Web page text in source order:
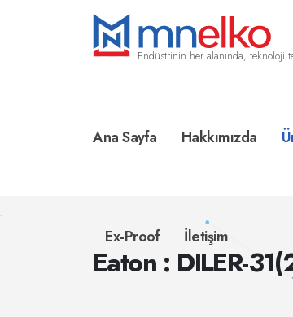
Endüstrinin her alanında, teknoloji
Ana Sayfa Hakkımızda
Ex-Proof İletişim
Eaton : DILER-